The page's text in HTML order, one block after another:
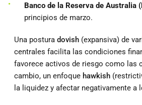
Banco de la Reserva de Australia
principios de marzo.
Una postura dovish (expansiva) de
centrales facilita las condiciones
favorece activos de riesgo como las
cambio, un enfoque hawkish
la liquidez y afectar negativamente